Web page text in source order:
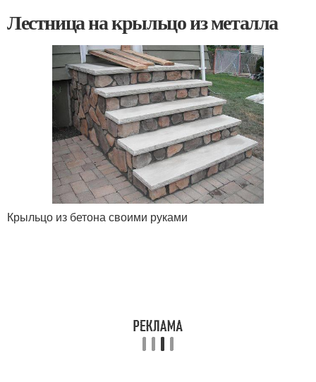
Лестница на крыльцо из металла
Крыльцо из бетона своими руками